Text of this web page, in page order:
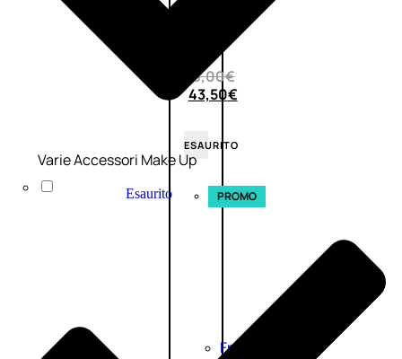
58,00€
43,50€
ESAURITO
Esaurito PROMO
Fragranze
Varie Accessori Make Up